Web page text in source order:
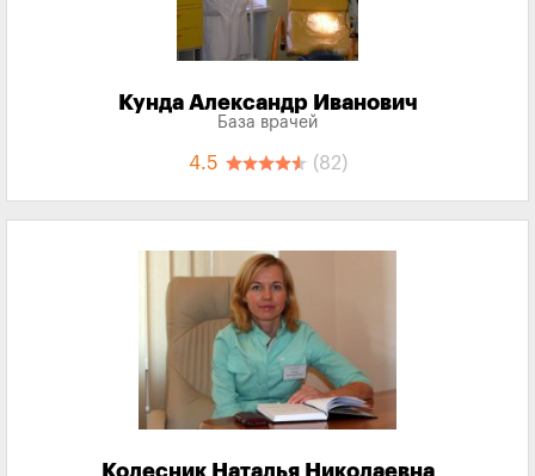
Кунда Александр Иванович
База врачей
4.5 (82)
Колесник Наталья Николаевна